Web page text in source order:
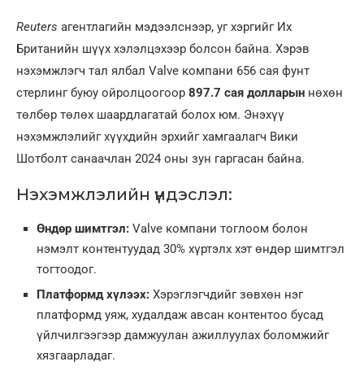
Reuters агентлагийн мэдээлснээр, уг хэргийг Их
Британийн шүүх хэлэлцэхээр болсон байна. Хэрэв
нэхэмжлэгч тал ялбал Valve компани 656 сая фунт
стерлинг буюу ойролцоогоор 897.7 сая долларын нөхөн
төлбөр төлөх шаардлагатай болох юм. Энэхүү
нэхэмжлэлийг хүүхдийн эрхийг хамгаалагч Вики
Шотболт санаачлан 2024 оны зун гаргасан байна.
Нэхэмжлэлийн үндэслэл:
Өндөр шимтгэл: Valve компани тоглоом болон
нэмэлт контентуудад 30% хүртэлх хэт өндөр шимтгэл
тогтоодог.
Платформд хүлээх: Хэрэглэгчдийг зөвхөн нэг
платформд уяж, худалдаж авсан контентоо бусад
үйлчилгээгээр дамжуулан ажиллуулах боломжийг
хязгаарладаг.